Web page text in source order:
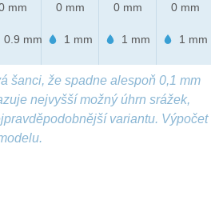
mm
0.9 mm
0 mm
1 mm
0 mm
1 mm
0 mm
1 mm
šanci, že spadne alespoň 0,1 mm
nejvyšší možný úhrn srážek,
variantu. Výpočet